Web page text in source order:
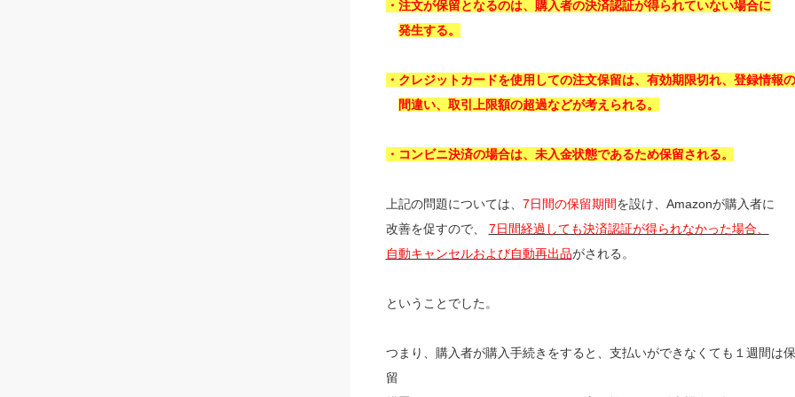
・注文が保留となるのは、購入者の決済認証が得られていない場合に
発生する。
・クレジットカードを使用しての注文保留は、有効期限切れ、登録情報の
間違い、取引上限額の超過などが考えられる。
・コンビニ決済の場合は、未入金状態であるため保留される。
上記の問題については、 7日間の保留期間を設け、Amazonが購入者に
改善を促すので、 7日間経過しても決済認証が得られなかった場合、
自動キャンセルおよび自動再出品がされる。
ということでした。
つまり、購入者が購入手続きをすると、支払いができなくても１週間は保
留